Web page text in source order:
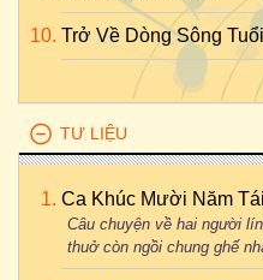
Trở Về Dòng Sông
TƯ LIỆU
Ca Khúc Mười Năm
Câu chuyện về hai người
thuở còn ngồi chung ghế